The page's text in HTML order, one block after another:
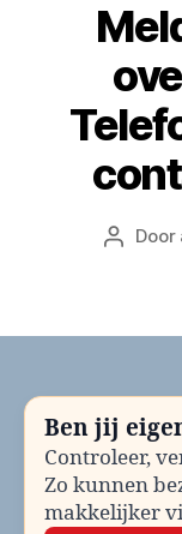
Door
Ben jij
Controleer,
Zo kunnen
makkelijker